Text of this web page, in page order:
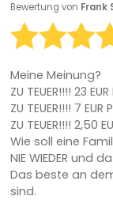
Bewertung von Frank
Meine Meinung?
ZU TEUER!!!! 23
ZU TEUER!!!! 7
ZU TEUER!!!! 2,50
Wie soll eine
NIE WIEDER und
Das beste an
sind.